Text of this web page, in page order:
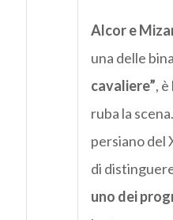
Alcor e
una delle
cavaliere”,
ruba la
persiano del
di
uno dei